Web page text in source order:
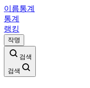
이름통계
통계
랭킹
작명
검색
검색